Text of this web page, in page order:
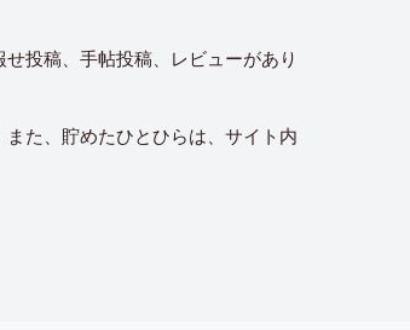
投稿、手帖投稿、レビューがあり
た、貯めたひとひらは、サイト内